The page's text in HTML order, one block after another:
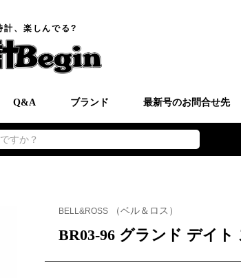
計、楽しんでる?
Q&A ブランド 最新号のお問合せ先
すか？
BELL&ROSS （ベル＆ロス）
BR03-96 グランド デイト